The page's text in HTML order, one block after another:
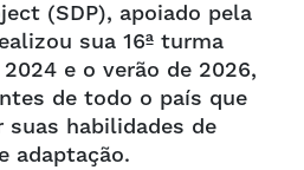
(SDP), apoiado pela
sua 16ª turma
e o verão de 2026,
de todo o país que
suas habilidades de
adaptação.